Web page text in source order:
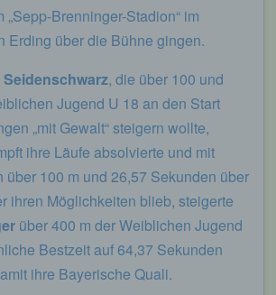
Brenninger-Stadion“ im
Erding über die Bühne gingen.
Seidenschwarz, die über 100 und
Jugend U 18 an den Start
„mit Gewalt“ steigern wollte,
ihre Läufe absolvierte und mit
über 100 m und 26,57 Sekunden über
ihren Möglichkeiten blieb, steigerte
über 400 m der Weiblichen Jugend
Bestzeit auf 64,37 Sekunden
ihre Bayerische Quali.